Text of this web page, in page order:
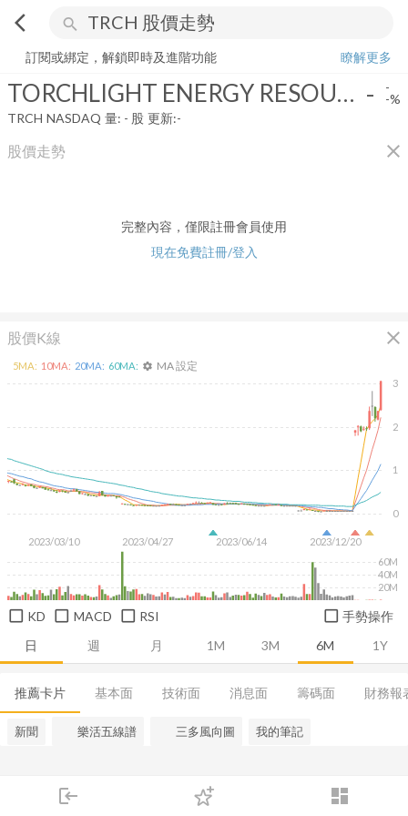
arrow_back_ios search
login dashboard
下單
TORCHLIGHT ENERGY RESOURCES INC
訂閱或綁定，解鎖即時及進階功能
瞭解更多
TORCHLIGHT ENERGY RESOURCES INC - -
-%
TRCH NASDAQ 量: - 股 更新:-
股價走勢 close
完整內容，僅限註冊會員使用
現在免費註冊/登入
股價K線 close
日 週 月 1M 3M 6M 1Y
2023/03/10 2023/04/27 2023/06/14 2023/12/20
0
1
2
3
20M
40M
60M
5MA: 10MA: 20MA: 60MA: settings MA 設定
KD MACD RSI 手勢操作
推薦卡片 基本面 技術面 消息面 籌碼面 財務報
新聞 樂活五線譜 三多風向圖 我的筆記